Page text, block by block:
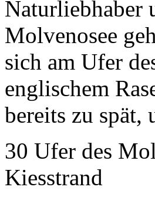
Naturliebhaber
Molvenosee
sich am Ufer
englischem
bereits zu spät,
30 Ufer des
Kiesstrand